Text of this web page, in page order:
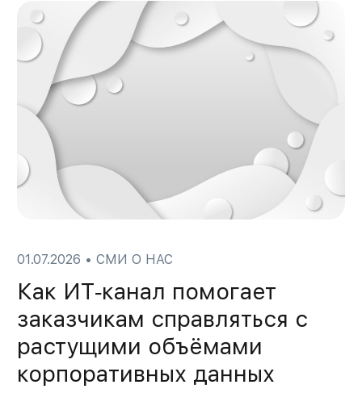
01.07.2026 • СМИ О НАС
Как ИТ‑канал помогает
заказчикам справляться с
растущими объёмами
корпоративных данных